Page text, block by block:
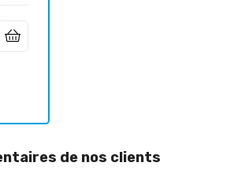
de nos clients